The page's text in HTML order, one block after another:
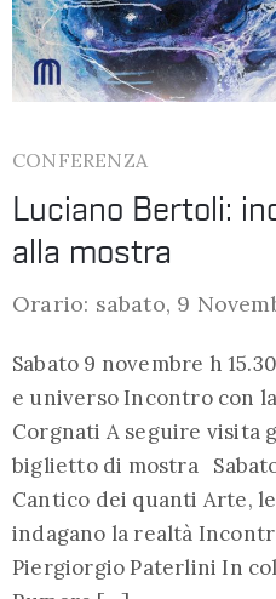
CONFERENZA
Luciano Bertoli:
alla mostra
Orario: sabato, 9
Sabato 9 novembre h
e universo Incontro con
Corgnati A seguire visita
biglietto di mostra
Cantico dei quanti Arte,
indagano la realtà
Piergiorgio Paterlini In